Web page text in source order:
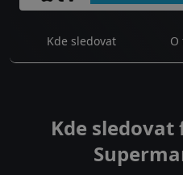
Kde sledovat O
Kde